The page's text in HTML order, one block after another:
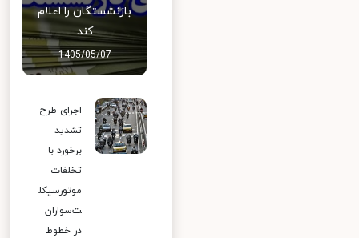
بازنشستگان را اعلام
کند
1405/05/07
اجرای طرح
تشدید
برخورد با
تخلفات
موتورسیکل
ت‌سواران
در خطوط